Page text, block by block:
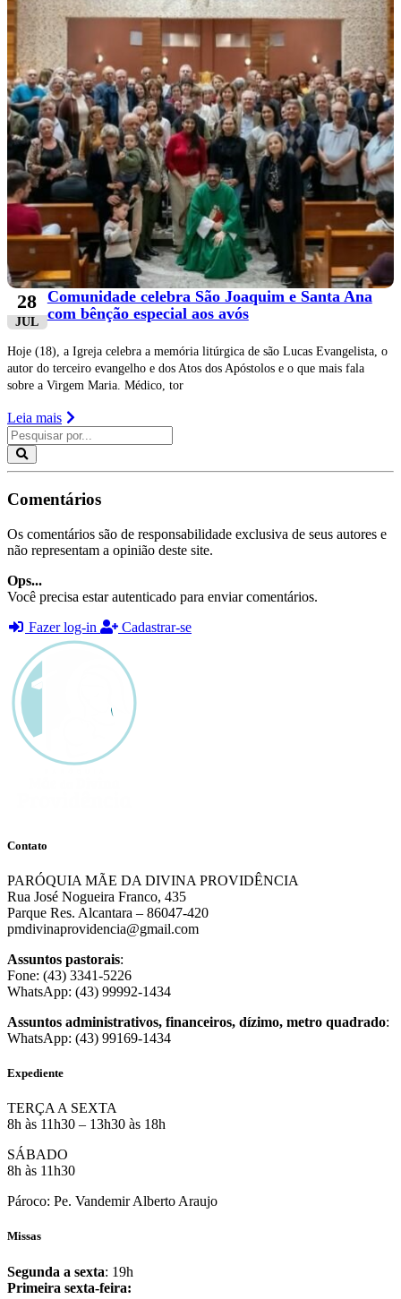
28
JUL
Comunidade celebra São Joaquim e Santa Ana
com bênção especial aos avós
Hoje (18), a Igreja celebra a memória litúrgica de são Lucas Evangelista, o
autor do terceiro evangelho e dos Atos dos Apóstolos e o que mais fala
sobre a Virgem Maria. Médico, tor
Leia mais
Comentários
Os comentários são de responsabilidade exclusiva de seus autores e
não representam a opinião deste site.
Ops...
Você precisa estar autenticado para enviar comentários.
Fazer log-in
Cadastrar-se
Contato
PARÓQUIA MÃE DA DIVINA PROVIDÊNCIA
Rua José Nogueira Franco, 435
Parque Res. Alcantara – 86047-420
pmdivinaprovidencia@gmail.com
Assuntos pastorais:
Fone: (43) 3341-5226
WhatsApp: (43) 99992-1434
Assuntos administrativos, financeiros, dízimo, metro quadrado:
WhatsApp: (43) 99169-1434
Expediente
TERÇA A SEXTA
8h às 11h30 – 13h30 às 18h
SÁBADO
8h às 11h30
Pároco: Pe. Vandemir Alberto Araujo
Missas
Segunda a sexta: 19h
Primeira sexta-feira: